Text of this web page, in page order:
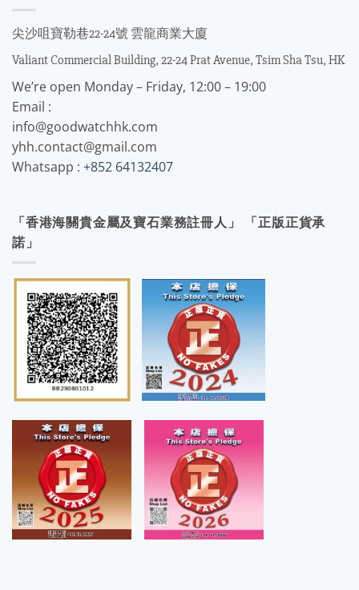
尖沙咀寶勒巷22-24號 雲龍商業大廈
Valiant Commercial Building, 22-24 Prat Avenue, Tsim Sha Tsu, HK
We’re open Monday – Friday, 12:00 – 19:00
Email :
info@goodwatchhk.com
yhh.contact@gmail.com
Whatsapp : +852 64132407
「香港海關貴金屬及寶石業務註冊人」 「正版正貨承
諾」